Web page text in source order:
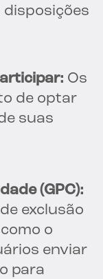
disposições
Os
de optar
suas
(GPC):
exclusão
o
enviar
para